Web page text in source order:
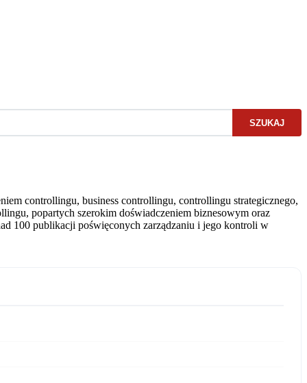
SZUKAJ
controllingu, business controllingu, controllingu strategicznego,
popartych szerokim doświadczeniem biznesowym oraz
100 publikacji poświęconych zarządzaniu i jego kontroli w